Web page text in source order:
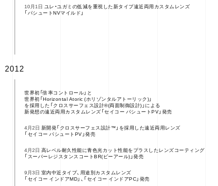
10月1日 ユレ・ユガミの低減を重視した新タイプ遠近両用カスタムレンズ
「パシュートNVマイルド」
2012
世界初「倍率コントロール」と
世界初「Horizontal Atoric (ホリゾンタルアトーリック)」
を採用した「クロスサーフェス設計®(両面制御設計)」による
新発想の遠近両用カスタムレンズ「セイコー パシュートPV」発売
4月2日 新開発「クロスサーフェス設計™」を採用した遠近両用レンズ
「セイコー パシュートPV」発売
4月2日 高レベル耐久性能に青色光カット性能をプラスしたレンズコーティング
「スーパーレジスタンスコートBR(ビーアール)」発売
9月3日 室内中近タイプ、用途別カスタムレンズ
「セイコー インドアMD」、「セイコー インドアPC」発売